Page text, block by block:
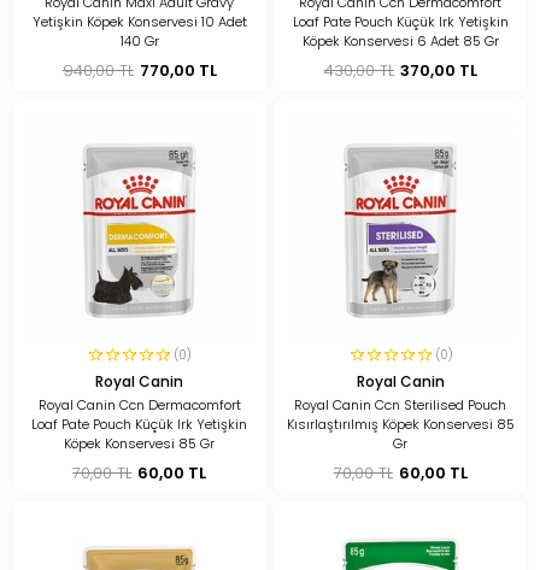
Yetişkin Köpek Konservesi 10 Adet
140 Gr
940,00 TL 770,00 TL
Loaf Pate Pouch Küçük Irk Yetişkin
Köpek Konservesi 6 Adet 85 Gr
430,00 TL 370,00 TL
(0)
Royal Canin
Royal Canin Ccn Dermacomfort
Loaf Pate Pouch Küçük Irk Yetişkin
Köpek Konservesi 85 Gr
70,00 TL 60,00 TL
(0)
Royal Canin
Royal Canin Ccn Sterilised Pouch
Kısırlaştırılmış Köpek Konservesi 85
Gr
70,00 TL 60,00 TL